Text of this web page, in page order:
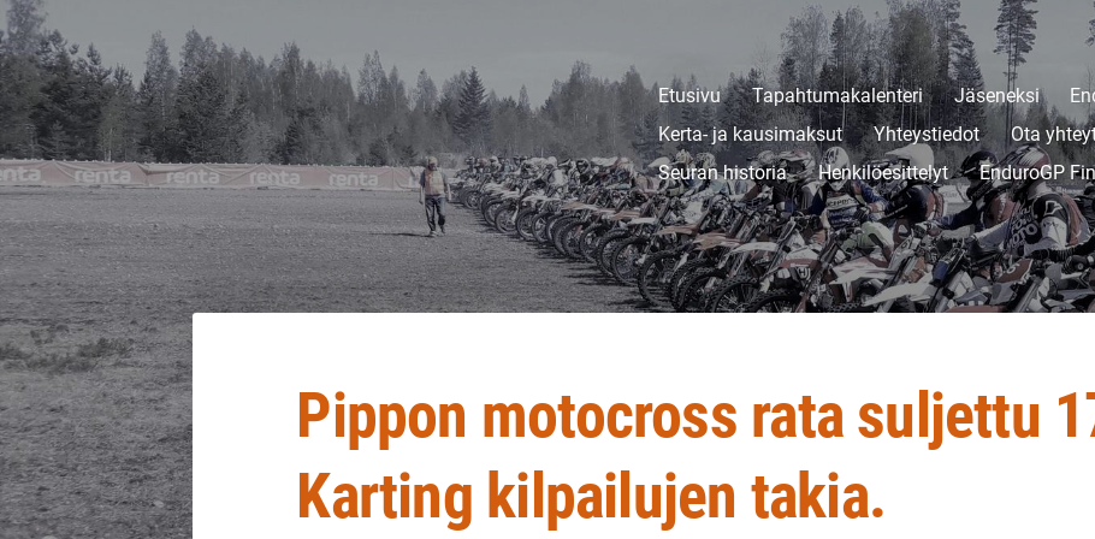
Siirry
sivun
sisältöön
Sivuston etusivulle
Etusivu Tapahtumakalenteri Jäseneksi
Kerta- ja kausimaksut
Yhteystiedot Ota
Seuran historia
Henkilöesittelyt EnduroGP
Pippon motocross rata suljettu
Karting kilpailujen takia.